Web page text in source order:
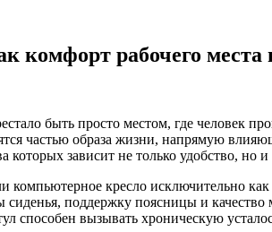
комфорт рабочего места
быть просто местом, где человек
частью образа жизни, напрямую
которых зависит не только удобство,
компьютерное кресло исключительно
поддержку поясницы и
способен вызывать хроническую